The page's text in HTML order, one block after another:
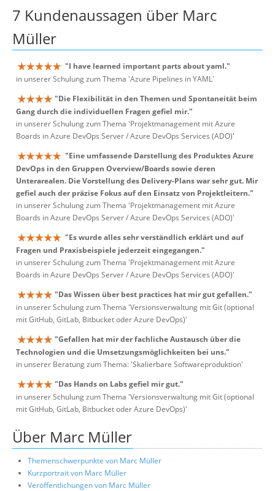
7 Kundenaussagen über Marc
Müller
"I have learned important parts about yaml."
in unserer Schulung zum Thema 'Azure Pipelines in YAML'
"Die Flexibilität in den Themen und Spontaneität beim
Gang durch die individuellen Fragen gefiel mir."
in unserer Schulung zum Thema 'Projektmanagement mit Azure
Boards in Azure DevOps Server / Azure DevOps Services (ADO)'
"Eine umfassende Darstellung des Produktes Azure
DevOps in den Gruppen Overview/Boards sowie deren
Unterarealen. Die Vorstellung des Delivery-Plans war sehr gut. Mir
gefiel auch der präzise Fokus auf den Einsatz von Projektleitern."
in unserer Schulung zum Thema 'Projektmanagement mit Azure
Boards in Azure DevOps Server / Azure DevOps Services (ADO)'
"Es wurde alles sehr verständlich erklärt und auf
Fragen und Praxisbeispiele jederzeit eingegangen."
in unserer Schulung zum Thema 'Projektmanagement mit Azure
Boards in Azure DevOps Server / Azure DevOps Services (ADO)'
"Das Wissen über best practices hat mir gut gefallen."
in unserer Schulung zum Thema 'Versionsverwaltung mit Git (optional
mit GitHub, GitLab, Bitbucket oder Azure DevOps)'
"Gefallen hat mir der fachliche Austausch über die
Technologien und die Umsetzungsmöglichkeiten bei uns."
in unserer Beratung zum Thema: 'Skalierbare Softwareproduktion'
"Das Hands on Labs gefiel mir gut."
in unserer Schulung zum Thema 'Versionsverwaltung mit Git (optional
mit GitHub, GitLab, Bitbucket oder Azure DevOps)'
Über Marc Müller
Themenschwerpunkte von Marc Müller
Kurzportrait von Marc Müller
Veröffentlichungen von Marc Müller